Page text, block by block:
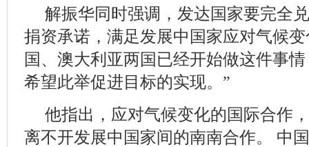
解振华同时强调，发达国家要完全
捐资承诺，满足发展中国家应对气候
国、澳大利亚两国已经开始做这件事
希望此举促进目标的实现。”
他指出，应对气候变化的国际合作
离不开发展中国家间的南南合作。 中